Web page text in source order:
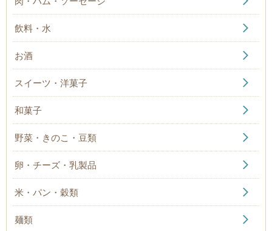
飲料・水
お酒
スイーツ・洋菓子
和菓子
野菜・きのこ・豆類
卵・チーズ・乳製品
米・パン・穀類
麺類